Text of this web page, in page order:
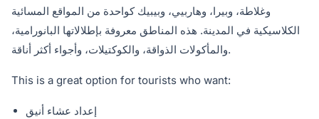
وغلاطة، وبيرا، وهاربيي، وبيبيك كواحدة من المواقع المسائية
الكلاسيكية في المدينة. هذه المناطق معروفة بإطلالاتها البانورامية،
والمأكولات الذواقة، والكوكتيلات، وأجواء أكثر أناقة.
This is a great option for tourists who want:
إعداد عشاء أنيق